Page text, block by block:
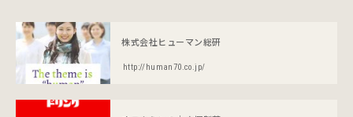
株式会社ヒューマン総研
http://human70.co.jp/